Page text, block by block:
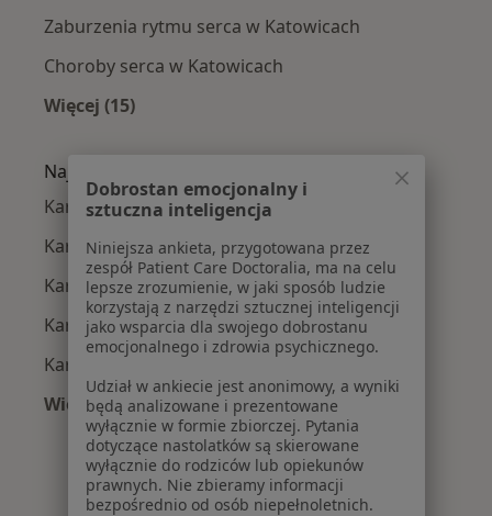
Zaburzenia rytmu serca w Katowicach
Choroby serca w Katowicach
Więcej (15)
Najpopularniejsze ubezpieczenia
Kardiolodzy z Allianz w Katowicach
Kardiolodzy z POLMED w Katowicach
Kardiolodzy z Signal Iduna w Katowicach
Kardiolodzy z NFZ w Katowicach
Kardiolodzy z Medica Polska w Katowicach
Więcej (12)
Więcej w kategorii: Najpopularniejsze
Dobrostan emocjonalny i
sztuczna inteligencja
Niniejsza ankieta, przygotowana przez
zespół Patient Care Doctoralia, ma na celu
lepsze zrozumienie, w jaki sposób ludzie
korzystają z narzędzi sztucznej inteligencji
jako wsparcia dla swojego dobrostanu
emocjonalnego i zdrowia psychicznego.
Udział w ankiecie jest anonimowy, a wyniki
będą analizowane i prezentowane
wyłącznie w formie zbiorczej. Pytania
dotyczące nastolatków są skierowane
wyłącznie do rodziców lub opiekunów
prawnych. Nie zbieramy informacji
bezpośrednio od osób niepełnoletnich.